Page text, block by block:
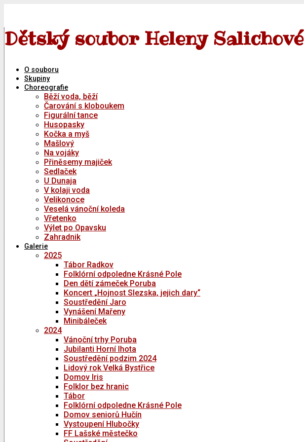
Dětský soubor Heleny Salichové
O souboru
Skupiny
Choreografie
Běží voda, běží
Čarování s kloboukem
Figurální tance
Husopasky
Kočka a myš
Mašlový
Na vojáky
Přiněsemy majiček
Sedlaček
U Dunaja
V kolaji voda
Velikonoce
Veselá vánoční koleda
Vřetenko
Výlet po Opavsku
Zahradnik
Galerie
2025
Tábor Radkov
Folklórní odpoledne Krásné Pole
Den dětí zámeček Poruba
Koncert „Hojnost Slezska, jejich dary“
Soustředění Jaro
Vynášení Mařeny
Minibáleček
2024
Vánoční trhy Poruba
Jubilanti Horní lhota
Soustředění podzim 2024
Lidový rok Velká Bystřice
Domov Iris
Folklor bez hranic
Tábor
Folklórní odpoledne Krásné Pole
Domov seniorů Hučín
Vystoupení Hlubočky
FF Lašské městečko